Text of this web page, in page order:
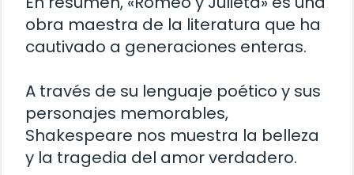
obra maestra de la literatura que ha
cautivado a generaciones enteras.
A través de su lenguaje poético y sus
personajes memorables,
Shakespeare nos muestra la belleza
y la tragedia del amor verdadero.